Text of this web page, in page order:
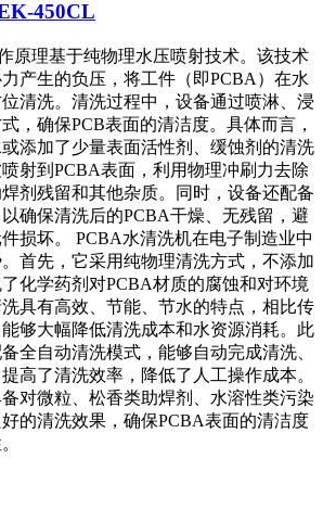
450CL
原理基于纯物理水压喷射技术。该技术
产生的负压，将工件（即PCBA）在水
清洗。清洗过程中，设备通过喷淋、浸
，确保PCB表面的清洁度。具体而言，
添加了少量表面活性剂、缓蚀剂的清洗
射到PCBA表面，利用物理冲刷力去除
剂残留和其他杂质。同时，设备还配备
确保清洗后的PCBA干燥、无残留，避
损坏。 PCBA水清洗机在电子制造业中
首先，它采用纯物理清洗方式，不添加
化学药剂对PCBA材质的腐蚀和对环境
具有高效、节能、节水的特点，相比传
够大幅降低清洗成本和水资源消耗。此
全自动清洗模式，能够自动完成清洗、
高了清洗效率，降低了人工操作成本。
对微粒、松香类助焊剂、水溶性类污染
的清洗效果，确保PCBA表面的清洁度